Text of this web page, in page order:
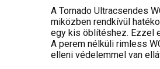
A Tornado Ultracsendes
miközben rendkívül
egy kis öblítéshez. Ezzel
A perem nélküli rimless
elleni védelemmel van